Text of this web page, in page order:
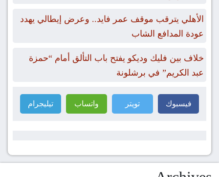
الأهلي يترقب موقف عمر فايد.. وعرض إيطالي يهدد
عودة المدافع الشاب
خلاف بين فليك وديكو يفتح باب التألق أمام “حمزة
عبد الكريم” في برشلونة
فيسبوك تويتر واتساب تيليجرام